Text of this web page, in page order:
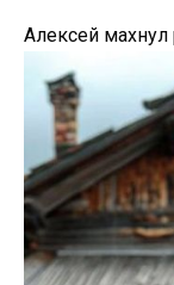
Алексей махнул